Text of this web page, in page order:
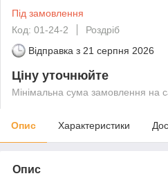
Під замовлення
Код: 01-24-2
Роздріб
Відправка з 21 серпня 2026
Ціну уточнюйте
Мінімальна сума замовлення на
Опис Характеристики
Опис